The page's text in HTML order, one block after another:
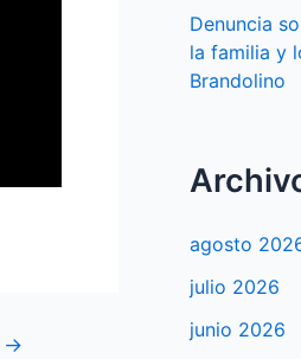
→
Denuncia
la familia y
Brandolino
agosto
julio 2026
junio 2026